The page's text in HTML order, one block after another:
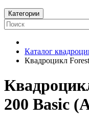
Категории
Каталог
Квадроцикл
200 Basic